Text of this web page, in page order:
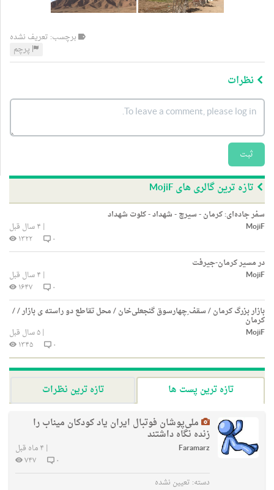
برچسب: تعریف نشده
پرچم
نظرات
ثبت
تازه ترین گالری های MojiF
سفر جاده‌ای: کرمان - سیرچ - شهداد - کلوت شهداد
MojiF
| ۴ سال قبل
۰
۱۳۲۲
در مسیر کرمان-جیرفت
MojiF
| ۴ سال قبل
۰
۱۶۴۷
بازار بزرگ کرمان / سقف ِچهارسوق گنجعلی‌خان / محل تقاطع دو راسته ی بازار / /
کرمان
MojiF
|۵ سال قبل
۰
۱۳۴۵
تازه ترین پست ها
تازه ترین نظرات
ملی‌پوشان فوتبال ایران یاد کودکان میناب را
زنده نگاه داشتند
Faramarz
| ۴ ماه قبل
۰
۷۴۷
دسته: تعیین نشده